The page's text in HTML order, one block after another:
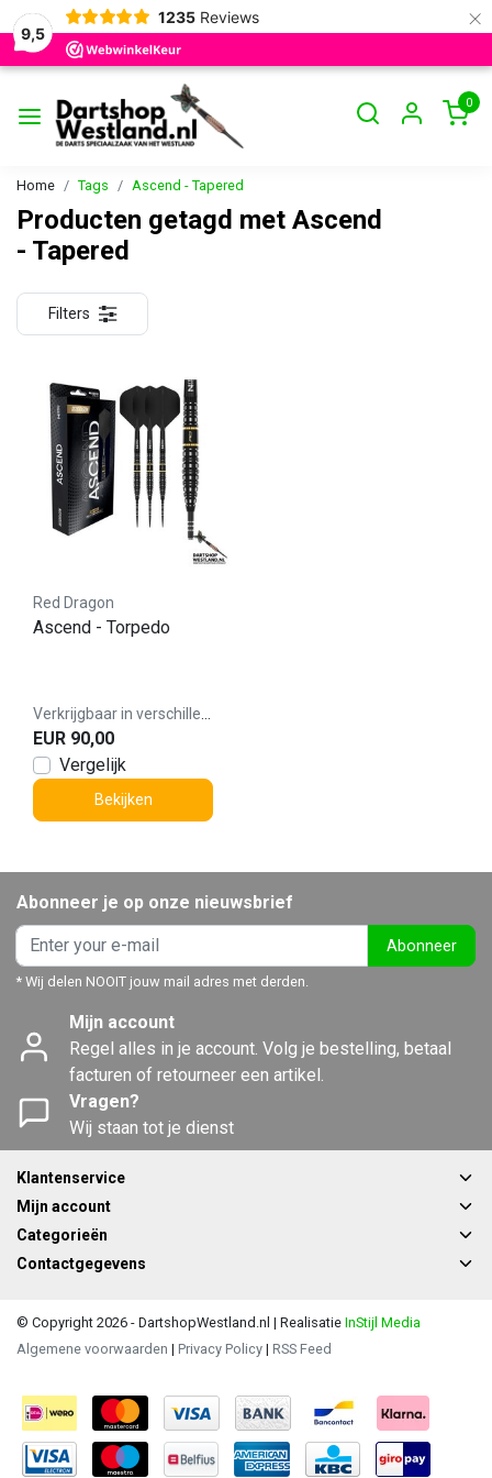
9,5
1235 Reviews ×
0
Home Tags Ascend - Tapered
Producten getagd met Ascend
- Tapered
Filters
Red Dragon
Ascend - Torpedo
EUR 90,00
Vergelijk
Bekijken
Abonneer je op onze nieuwsbrief
Abonneer
* Wij delen NOOIT jouw mail adres met derden.
Mijn account
Regel alles in je account. Volg je bestelling, betaal
facturen of retourneer een artikel.
Vragen?
Wij staan tot je dienst
Klantenservice
Mijn account
Categorieën
Contactgegevens
© Copyright 2026 - DartshopWestland.nl | Realisatie InStijl Media
Algemene voorwaarden | Privacy Policy | RSS Feed